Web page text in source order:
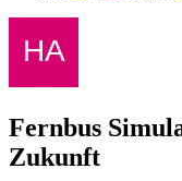
Fernbus
Zukunft